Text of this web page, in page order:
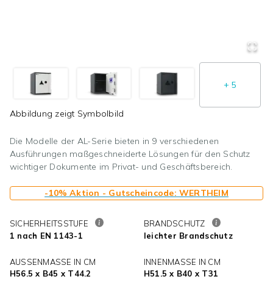
+ 5
Abbildung zeigt Symbolbild
Die Modelle der AL-Serie bieten in 9 verschiedenen
Ausführungen maßgeschneiderte Lösungen für den Schutz
wichtiger Dokumente im Privat- und Geschäftsbereich.
-10% Aktion - Gutscheincode: WERTHEIM
SICHERHEITSSTUFE
1 nach EN 1143-1
BRANDSCHUTZ
leichter Brandschutz
AUSSENMASSE IN CM
H56.5 x B45 x T44.2
INNENMASSE IN CM
H51.5 x B40 x T31